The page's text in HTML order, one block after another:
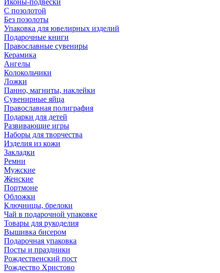
Иконы-подвески
С позолотой
Без позолоты
Упаковка для ювелирных изделий
Подарочные книги
Православные сувениры
Керамика
Ангелы
Колокольчики
Ложки
Панно, магниты, наклейки
Сувенирные яйца
Православная полиграфия
Подарки для детей
Развивающие игры
Наборы для творчества
Изделия из кожи
Закладки
Ремни
Мужские
Женские
Портмоне
Обложки
Ключницы, брелоки
Чай в подарочной упаковке
Товары для рукоделия
Вышивка бисером
Подарочная упаковка
Посты и праздники
Рождественский пост
Рождество Христово